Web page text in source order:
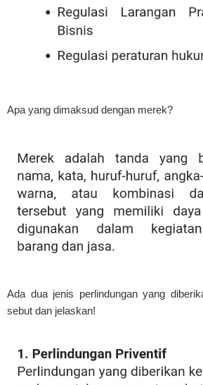
Apa yang dimaksud dengan merek?
Ada dua jenis perlindungan yang
sebut dan jelaskan!